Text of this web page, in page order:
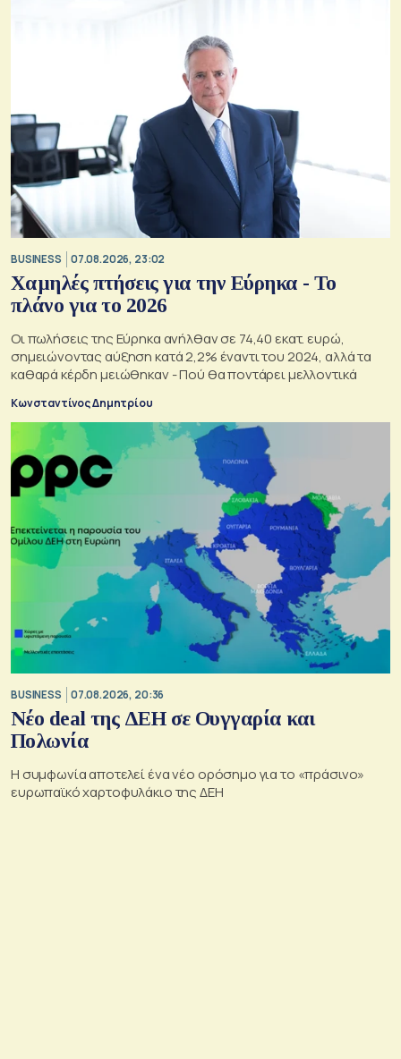
BUSINESS 07.08.2026, 23:02
Χαμηλές πτήσεις για την Εύρηκα - Το
πλάνο για το 2026
Οι πωλήσεις της Εύρηκα ανήλθαν σε 74,40 εκατ. ευρώ,
σημειώνοντας αύξηση κατά 2,2% έναντι του 2024, αλλά τα
καθαρά κέρδη μειώθηκαν - Πού θα ποντάρει μελλοντικά
Κωνσταντίνος Δημητρίου
BUSINESS 07.08.2026, 20:36
Νέο deal της ΔΕΗ σε Ουγγαρία και
Πολωνία
Η συμφωνία αποτελεί ένα νέο ορόσημο για το «πράσινο»
ευρωπαϊκό χαρτοφυλάκιο της ΔΕΗ